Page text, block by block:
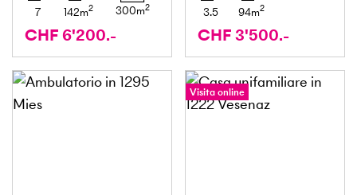
7 142m2 300m2
CHF 6'200.-
3.5 94m2
CHF 3'500.-
Visita online